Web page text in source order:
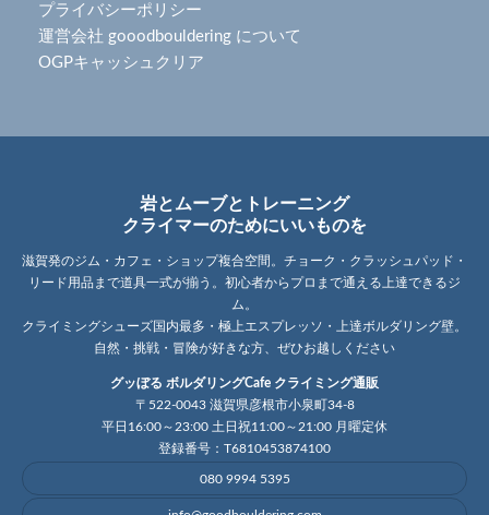
プライバシーポリシー
運営会社 gooodbouldering について
OGPキャッシュクリア
岩とムーブとトレーニング
クライマーのためにいいものを
滋賀発のジム・カフェ・ショップ複合空間。チョーク・クラッシュパッド・
リード用品まで道具一式が揃う。初心者からプロまで通える上達できるジ
ム。
クライミングシューズ国内最多・極上エスプレッソ・上達ボルダリング壁。
自然・挑戦・冒険が好きな方、ぜひお越しください
グッぼる ボルダリングCafe クライミング通販
〒522-0043 滋賀県彦根市小泉町34-8
平日16:00～23:00 土日祝11:00～21:00 月曜定休
登録番号：T6810453874100
080 9994 5395